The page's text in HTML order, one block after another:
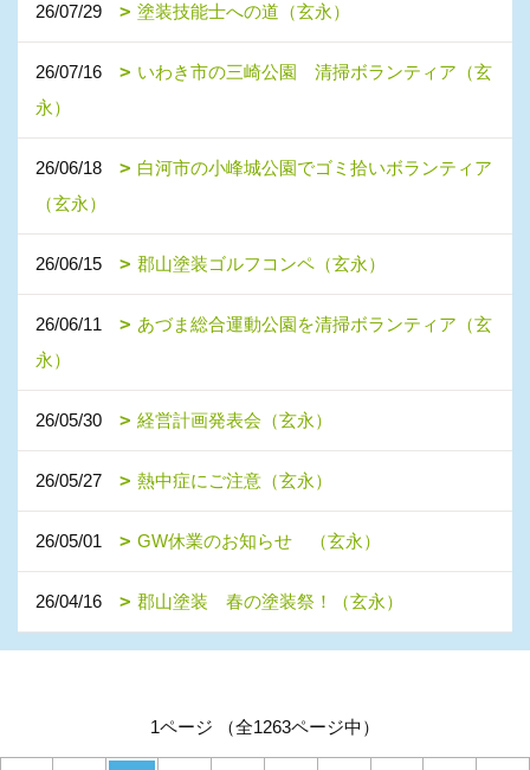
26/07/29 塗装技能士への道（玄永）
26/07/16
いわき市の三崎公園 清掃ボランティア（玄
永）
26/06/18
白河市の小峰城公園でゴミ拾いボランティア
（玄永）
26/06/15 郡山塗装ゴルフコンペ（玄永）
26/06/11
あづま総合運動公園を清掃ボランティア（玄
永）
26/05/30 経営計画発表会（玄永）
26/05/27 熱中症にご注意（玄永）
26/05/01 GW休業のお知らせ （玄永）
26/04/16 郡山塗装 春の塗装祭！（玄永）
1ページ （全1263ページ中）